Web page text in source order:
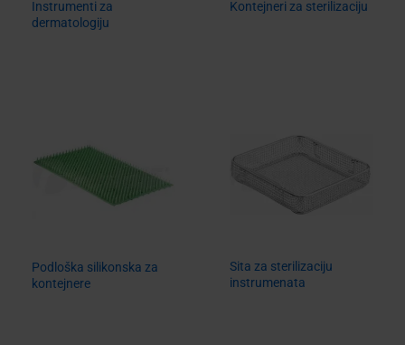
Instrumenti za
dermatologiju
Kontejneri za sterilizaciju
Podloška silikonska za
kontejnere
Sita za sterilizaciju
instrumenata